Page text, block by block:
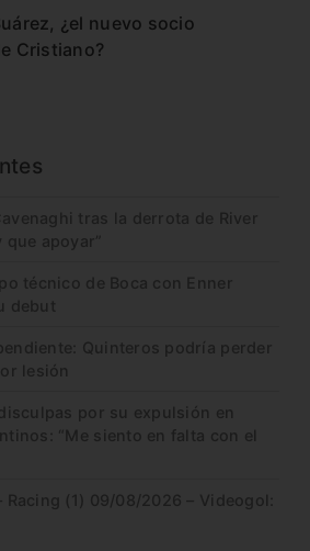
¿el nuevo socio
Cristiano?
tras la derrota de River
que apoyar”
técnico de Boca con Enner
debut
Quinteros podría perder
lesión
por su expulsión en
“Me siento en falta con el
(1) 09/08/2026 – Videogol: